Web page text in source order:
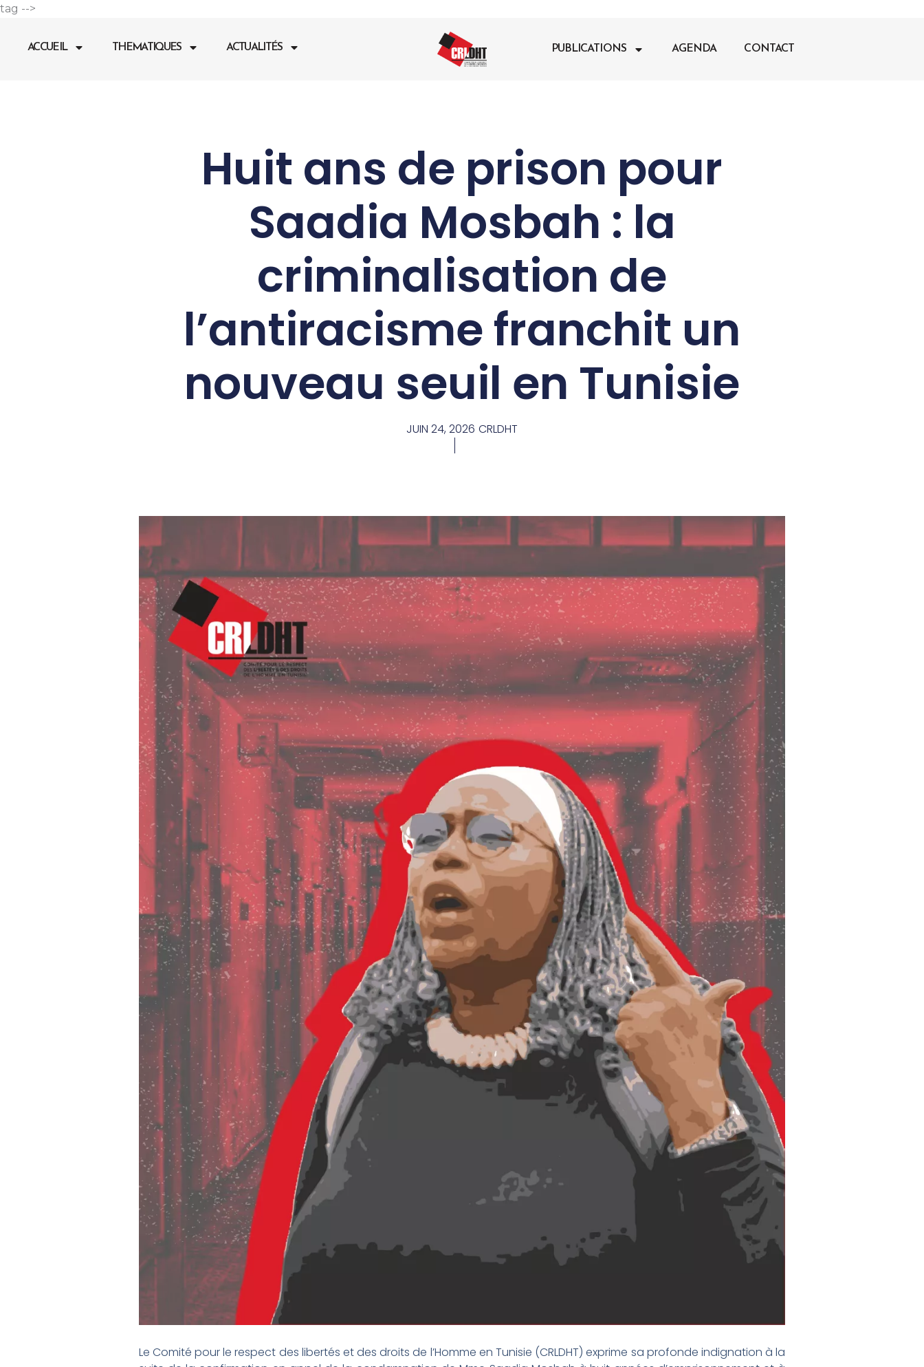
tag -->
contenu
ACCUEIL THEMATIQUES ACTUALITÉS PUBLICATIONS AGENDA CONTACT
Huit ans de prison pour
Saadia Mosbah : la
criminalisation de
l’antiracisme franchit un
nouveau seuil en Tunisie
JUIN 24, 2026 CRLDHT
Le Comité pour le respect des libertés et des droits de l’Homme en Tunisie (CRLDHT) exprime sa profonde indignation à la